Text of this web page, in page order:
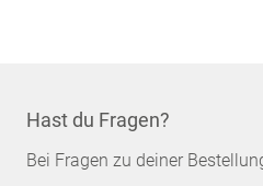
Hast du Fragen?
Bei Fragen zu deiner